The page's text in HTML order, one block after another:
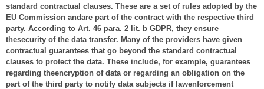
standard contractual clauses. These are a set of rules adopted by the
EU Commission andare part of the contract with the respective third
party. According to Art. 46 para. 2 lit. b GDPR, they ensure
thesecurity of the data transfer. Many of the providers have given
contractual guarantees that go beyond the standard contractual
clauses to protect the data. These include, for example, guarantees
regarding theencryption of data or regarding an obligation on the
part of the third party to notify data subjects if lawenforcement